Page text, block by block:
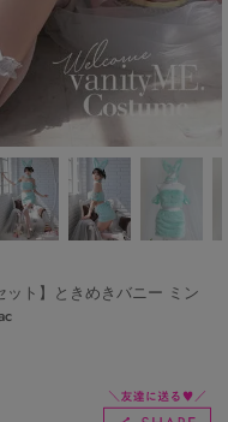
ット】ときめきバニー ミン